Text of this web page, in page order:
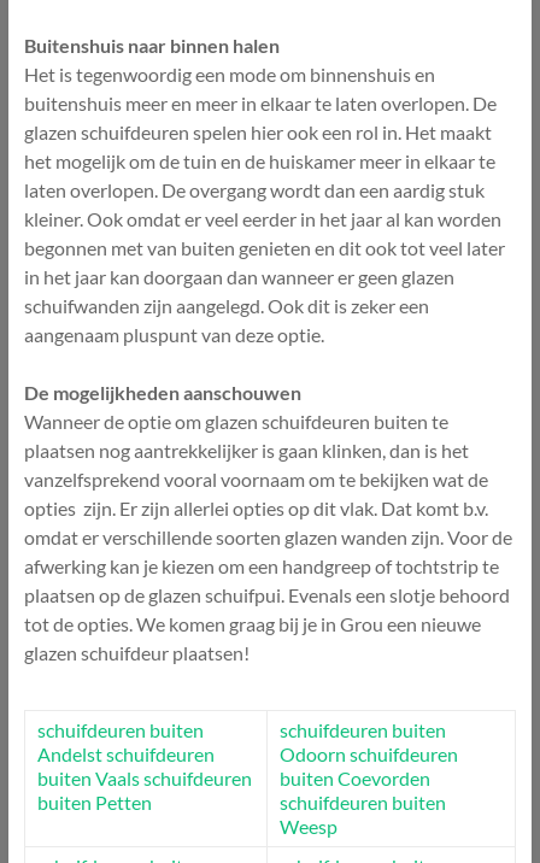
Buitenshuis naar binnen halen
Het is tegenwoordig een mode om binnenshuis en
buitenshuis meer en meer in elkaar te laten overlopen. De
glazen schuifdeuren spelen hier ook een rol in. Het maakt
het mogelijk om de tuin en de huiskamer meer in elkaar te
laten overlopen. De overgang wordt dan een aardig stuk
kleiner. Ook omdat er veel eerder in het jaar al kan worden
begonnen met van buiten genieten en dit ook tot veel later
in het jaar kan doorgaan dan wanneer er geen glazen
schuifwanden zijn aangelegd. Ook dit is zeker een
aangenaam pluspunt van deze optie.
De mogelijkheden aanschouwen
Wanneer de optie om glazen schuifdeuren buiten te
plaatsen nog aantrekkelijker is gaan klinken, dan is het
vanzelfsprekend vooral voornaam om te bekijken wat de
opties zijn. Er zijn allerlei opties op dit vlak. Dat komt b.v.
omdat er verschillende soorten glazen wanden zijn. Voor de
afwerking kan je kiezen om een handgreep of tochtstrip te
plaatsen op de glazen schuifpui. Evenals een slotje behoord
tot de opties. We komen graag bij je in Grou een nieuwe
glazen schuifdeur plaatsen!
schuifdeuren buiten
Andelstschuifdeuren
buiten Vaalsschuifdeuren
buiten Petten
schuifdeuren buiten
Odoorn schuifdeuren
buiten Coevorden
schuifdeuren buiten
Weesp